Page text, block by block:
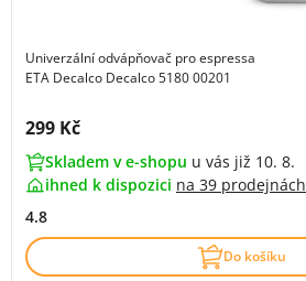
Univerzální odvápňovač pro espressa
ETA Decalco Decalco 5180 00201
Cena s DPH:
299 Kč
Skladem v e-shopu u vás již 10. 8.
ihned k dispozici na 39 prodejnách
4.8
Do košíku